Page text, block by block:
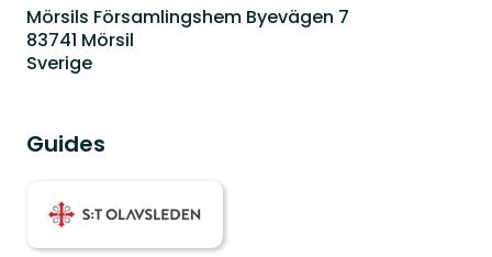
Mörsils Församlingshem Byevägen 7
83741 Mörsil
Sverige
Guides